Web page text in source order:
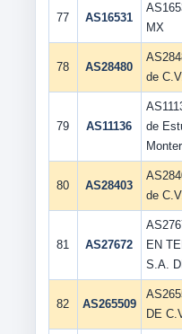
77 AS16531
MX
78 AS28480
de
79 AS11136
de
80 AS28403
de
81 AS27672
EN
S.A.
82 AS265509
DE